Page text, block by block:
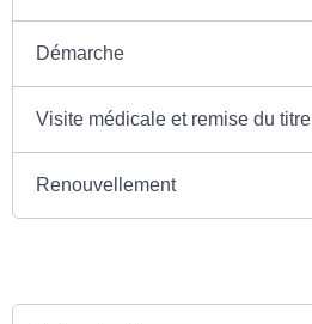
Démarche
Visite médicale et remise du titre
Renouvellement